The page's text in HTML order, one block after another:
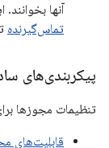
آنها
تماس‌گیرنده
پیکربندی‌های
تنظیمات مجوزها برای اندروید ۶.۰ و
قابلیت‌های